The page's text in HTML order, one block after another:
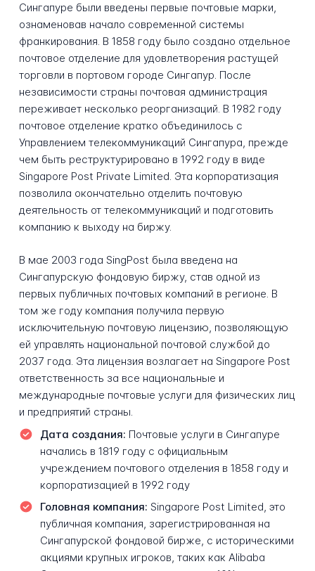
Сингапуре были введены первые почтовые марки,
ознаменовав начало современной системы
франкирования. В 1858 году было создано отдельное
почтовое отделение для удовлетворения растущей
торговли в портовом городе Сингапур. После
независимости страны почтовая администрация
переживает несколько реорганизаций. В 1982 году
почтовое отделение кратко объединилось с
Управлением телекоммуникаций Сингапура, прежде
чем быть реструктурировано в 1992 году в виде
Singapore Post Private Limited. Эта корпоратизация
позволила окончательно отделить почтовую
деятельность от телекоммуникаций и подготовить
компанию к выходу на биржу.
В мае 2003 года SingPost была введена на
Сингапурскую фондовую биржу, став одной из
первых публичных почтовых компаний в регионе. В
том же году компания получила первую
исключительную почтовую лицензию, позволяющую
ей управлять национальной почтовой службой до
2037 года. Эта лицензия возлагает на Singapore Post
ответственность за все национальные и
международные почтовые услуги для физических лиц
и предприятий страны.
Дата создания: Почтовые услуги в Сингапуре
начались в 1819 году с официальным
учреждением почтового отделения в 1858 году и
корпоратизацией в 1992 году
Головная компания: Singapore Post Limited, это
публичная компания, зарегистрированная на
Сингапурской фондовой бирже, с историческими
акциями крупных игроков, таких как Alibaba